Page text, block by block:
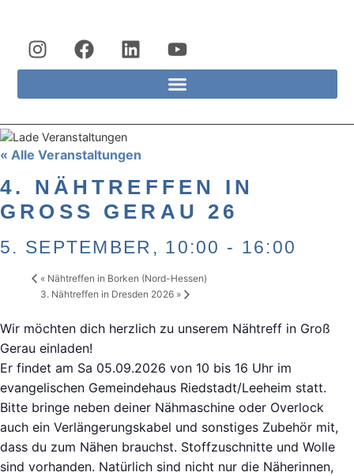
« Alle Veranstaltungen
4. NÄHTREFFEN IN
GROSS GERAU 26
5. SEPTEMBER, 10:00 - 16:00
« Nähtreffen in Borken (Nord-Hessen)
3. Nähtreffen in Dresden 2026 »
Wir möchten dich herzlich zu unserem Nähtreff in Groß
Gerau einladen!
Er findet am Sa 05.09.2026 von 10 bis 16 Uhr im
evangelischen Gemeindehaus Riedstadt/Leeheim statt.
Bitte bringe neben deiner Nähmaschine oder Overlock
auch ein Verlängerungskabel und sonstiges Zubehör mit,
dass du zum Nähen brauchst. Stoffzuschnitte und Wolle
sind vorhanden. Natürlich sind nicht nur die Näherinnen,